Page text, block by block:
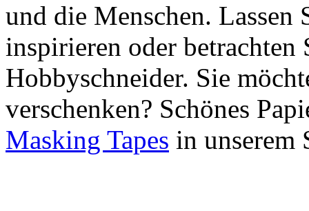
und die Menschen.
inspirieren oder betrachten
Hobbyschneider. Sie
verschenken? Schönes
Masking Tapes in unserem